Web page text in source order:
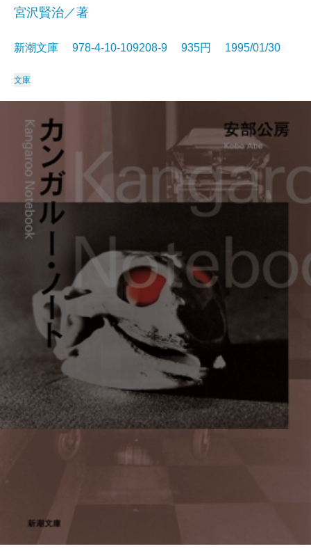
宮沢賢治／著
新潮文庫 978-4-10-109208-9 935円 1995/01/30
文庫